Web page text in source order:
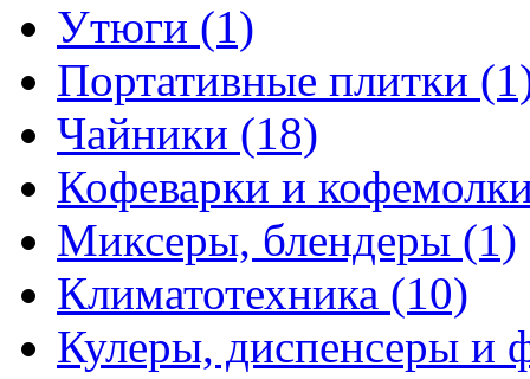
Утюги (1)
Портативные плитки
Чайники (18)
Кофеварки и
Миксеры, блендеры (1)
Климатотехника (10)
Кулеры, диспенсеры и